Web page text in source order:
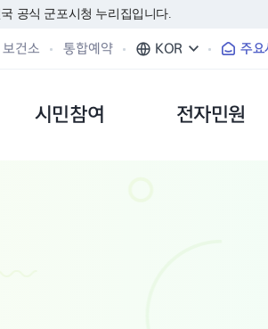
공식 군포시청 누리집입니다.
보건소 통합예약 KOR 주요
시민참여 전자민원